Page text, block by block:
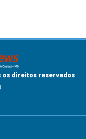
os direitos reservados